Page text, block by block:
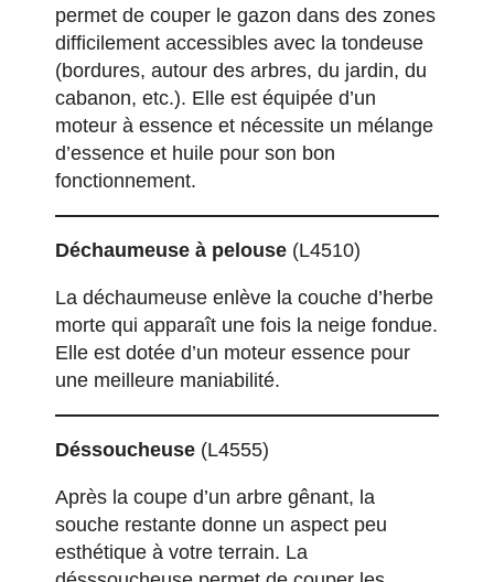
permet de couper le gazon dans des zones
difficilement accessibles avec la tondeuse
(bordures, autour des arbres, du jardin, du
cabanon, etc.). Elle est équipée d’un
moteur à essence et nécessite un mélange
d’essence et huile pour son bon
fonctionnement.
Déchaumeuse à pelouse (L4510)
La déchaumeuse enlève la couche d’herbe
morte qui apparaît une fois la neige fondue.
Elle est dotée d’un moteur essence pour
une meilleure maniabilité.
Déssoucheuse (L4555)
Après la coupe d’un arbre gênant, la
souche restante donne un aspect peu
esthétique à votre terrain. La